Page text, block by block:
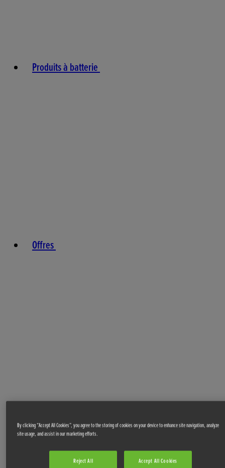
Produits à batterie
Offres
By clicking “Accept All Cookies”, you agree to the storing of cookies on your device to enhance site navigation, analyze
site usage, and assist in our marketing efforts.
Reject All Accept All Cookies